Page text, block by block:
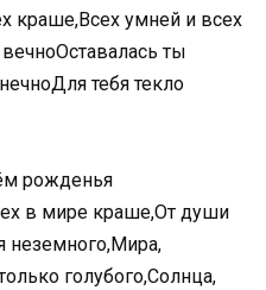
краше,Всех умней и всех
ты
тебя текло
рожденья
в мире краше,От души
неземного,Мира,
голубого,Солнца,